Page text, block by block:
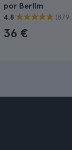
por Berlim
4.8 (879
36 €